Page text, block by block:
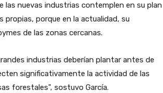
las nuevas industrias contemplen en su plan
porque en la actualidad, su
de las zonas cercanas.
industrias deberían plantar antes de
significativamente la actividad de las
forestales”, sostuvo García.